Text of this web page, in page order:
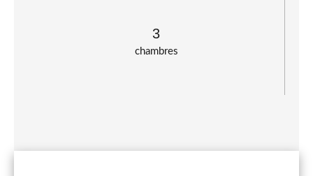
chambres
3